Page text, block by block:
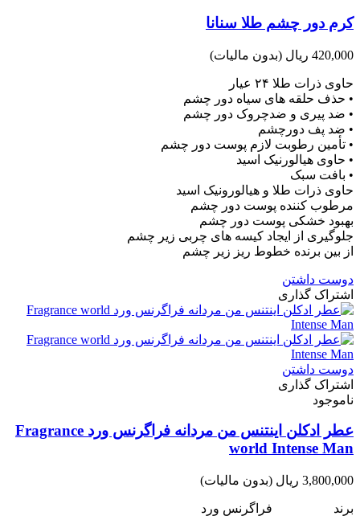
کرم دور چشم طلا سنانا
420,000 ریال (بدون مالیات)
حاوی ذرات طلا ۲۴ عیار
• حذف حلقه های سیاه دور چشم
• ضد پیری و ضدچروک دور چشم
• ضد پف دورچشم
• تأمین رطوبت لازم پوست دور چشم
• حاوی هیالورنیک اسید
• بافت سبک
حاوی ذرات طلا و هیالورونیک اسید
مرطوب کننده پوست دور چشم
بهبود خشکی پوست دور چشم
جلوگیری از ایجاد کیسه های چربی زیر چشم
از بین برنده خطوط ریز زیر چشم
دوست داشتن
اشتراک گذاری
دوست داشتن
اشتراک گذاری
ناموجود
عطر ادکلن اینتنس من مردانه فراگرنس ورد Fragrance
world Intense Man
3,800,000 ریال (بدون مالیات)
برند فراگرنس ورد